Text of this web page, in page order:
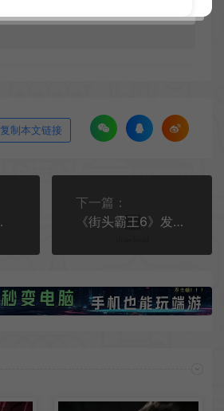
复制本文链接
游戏晋级
下一篇：
《街头霸王6》发布DLC角色“舞”新视频预告